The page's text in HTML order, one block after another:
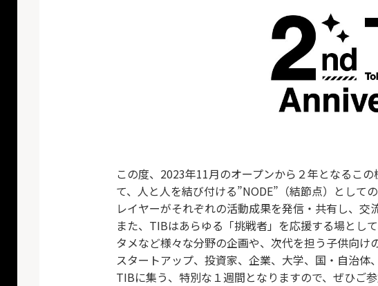
この度、2023年11月のオープンから２年となるこ
て、人と人を結び付ける”NODE”（結節点）とし
レイヤーがそれぞれの活動成果を発信・共有し、交
また、TIBはあらゆる「挑戦者」を応援する場とし
タメなど様々な分野の企画や、次代を担う子供向け
スタートアップ、投資家、企業、大学、国・自治
TIBに集う、特別な１週間となりますので、ぜひご参